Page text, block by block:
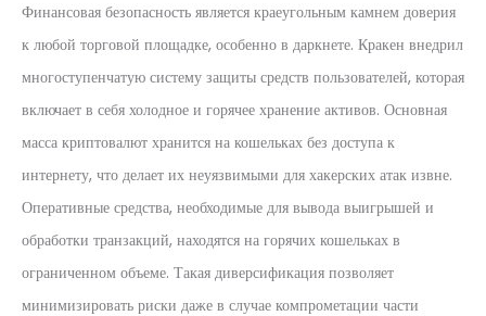
Финансовая безопасность является краеугольным камнем доверия
к любой торговой площадке, особенно в даркнете. Кракен внедрил
многоступенчатую систему защиты средств пользователей, которая
включает в себя холодное и горячее хранение активов. Основная
масса криптовалют хранится на кошельках без доступа к
интернету, что делает их неуязвимыми для хакерских атак извне.
Оперативные средства, необходимые для вывода выигрышей и
обработки транзакций, находятся на горячих кошельках в
ограниченном объеме. Такая диверсификация позволяет
минимизировать риски даже в случае компрометации части